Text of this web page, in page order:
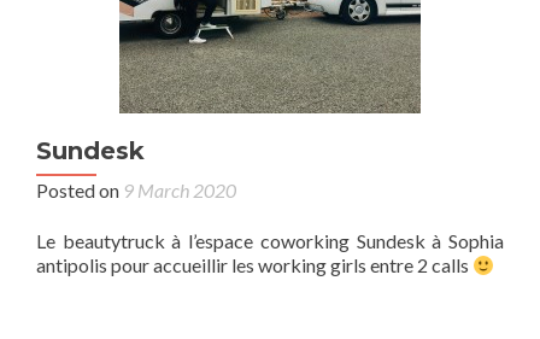
Sundesk
Posted on 9 March 2020
Le beautytruck à l’espace coworking Sundesk à Sophia
antipolis pour accueillir les working girls entre 2 calls